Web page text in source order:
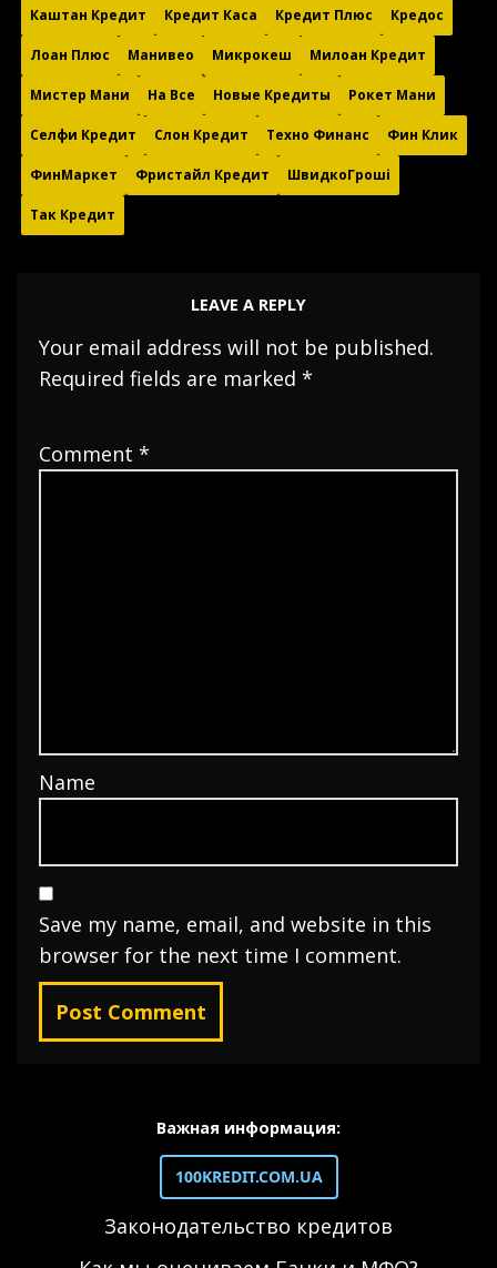
Каштан Кредит Кредит Каса Кредит Плюс Кредос
Лоан Плюс Манивео Микрокеш Милоан Кредит
Мистер Мани На Все Новые Кредиты Рокет Мани
Селфи Кредит Слон Кредит Техно Финанс Фин Клик
ФинМаркет Фристайл Кредит ШвидкоГроші
Так Кредит
LEAVE A REPLY
Your email address will not be published.
Required fields are marked *
Comment *
Name
Save my name, email, and website in this
browser for the next time I comment.
Важная информация:
100KREDIT.COM.UA
Законодательство кредитов